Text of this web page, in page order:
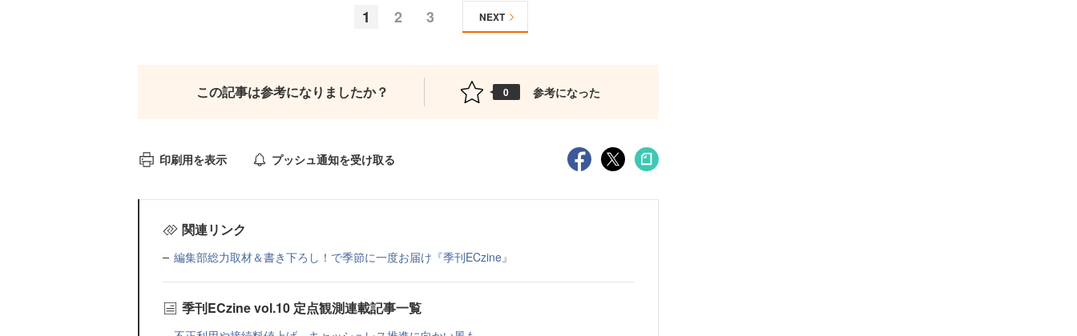
1 2 3 NEXT
この記事は参考になりましたか？ 0 参考になった
印刷用を表示 プッシュ通知を受け取る
関連リンク
編集部総力取材＆書き下ろし！で季節に一度お届け『季刊ECzine』
季刊ECzine vol.10 定点観測連載記事一覧